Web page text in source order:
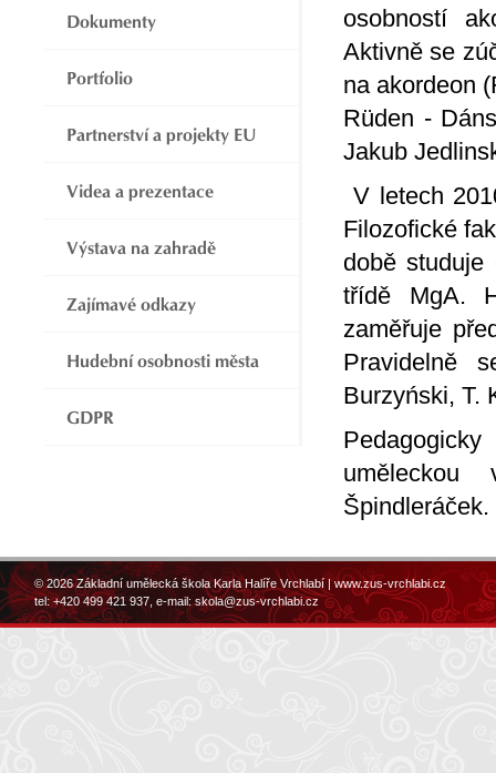
Dokumenty
Portfolio
Partnerství a projekty EU
Videa a prezentace
Výstava na zahradě
Zajímavé odkazy
Hudební osobnosti města
GDPR
osobností
Aktivně se
na akordeon
Rüden -
Jakub
V letech
Filozofické
době studuje
třídě MgA.
zaměřuje
Pravidelně
Burzyński, T.
uměleckou
Špindleráček.
© 2026 Základní umělecká škola Karla Halíře Vrchlabí |www.zus-vrchlabi.cz
tel: +420 499 421 937, e-mail:skola@zus-vrchlabi.cz